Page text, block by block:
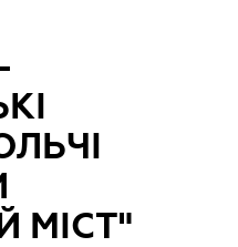
МІСТ"